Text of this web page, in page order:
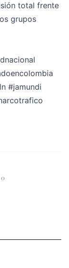
total frente
grupos
#jamundi